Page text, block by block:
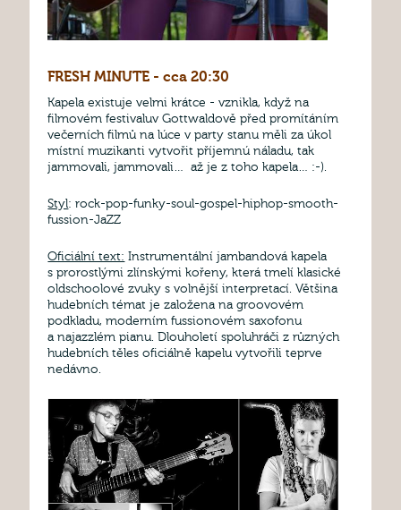
FRESH MINUTE - cca 20:30
Kapela existuje velmi krátce - vznikla, když na
filmovém festivaluv Gottwaldově před promítáním
večerních filmů na lúce v party stanu měli za úkol
místní muzikanti vytvořit příjemnú náladu, tak
jammovali, jammovali… až je z toho kapela… :-).
Styl: rock-pop-funky-soul-gospel-hiphop-smooth-
fussion-JaZZ
Oficiální text: Instrumentální jambandová kapela
s prorostlými zlínskými kořeny, která tmelí klasické
oldschoolové zvuky s volnější interpretací. Většina
hudebních témat je založena na groovovém
podkladu, moderním fussionovém saxofonu
a najazzlém pianu. Dlouholetí spoluhráči z různých
hudebních těles oficiálně kapelu vytvořili teprve
nedávno.